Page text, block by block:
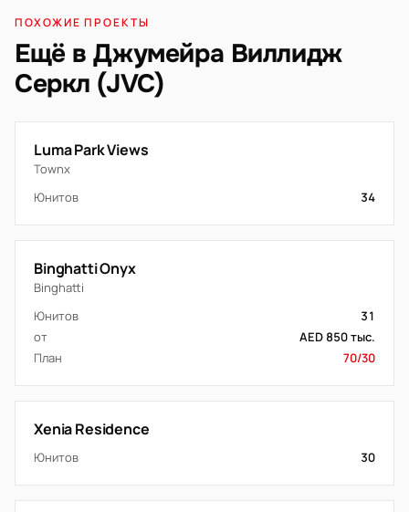
ПОХОЖИЕ ПРОЕКТЫ
Ещё в Джумейра Виллидж
Серкл (JVC)
Luma Park Views
Townx
Юнитов
34
Binghatti Onyx
Binghatti
Юнитов
31
от
AED 850 тыс.
План
70/30
Xenia Residence
Юнитов 30